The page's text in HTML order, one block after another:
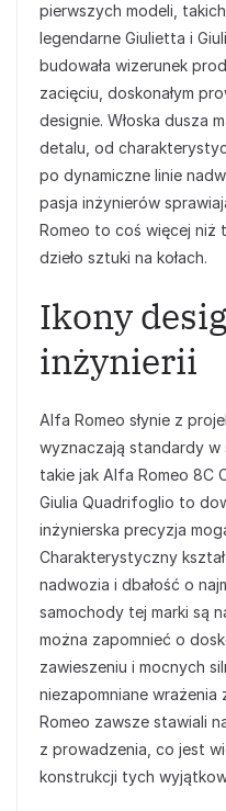
pierwszych modeli,
legendarne Giulietta i
budowała wizerunek
zacięciu, doskonałym
designie. Włoska dusza
detalu, od
po dynamiczne linie
pasja inżynierów
Romeo to coś więcej
dzieło sztuki na kołach.
Ikony
inżynierii
Alfa Romeo słynie z
wyznaczają standardy w
takie jak Alfa Romeo 8C
Giulia Quadrifoglio to
inżynierska precyzja
Charakterystyczny
nadwozia i dbałość o
samochody tej marki są
można zapomnieć o
zawieszeniu i mocnych
niezapomniane wrażenia
Romeo zawsze stawiali
z prowadzenia, co jest
konstrukcji tych